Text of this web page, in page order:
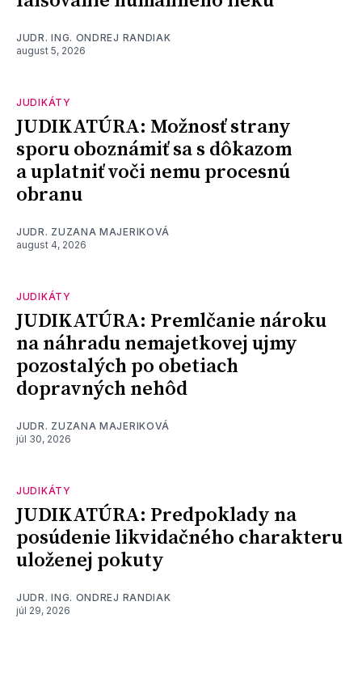
JUDR. ING. ONDREJ RANDIAK
august 5, 2026
JUDIKÁTY
JUDIKATÚRA: Možnosť strany
sporu oboznámiť sa s dôkazom
a uplatniť voči nemu procesnú
obranu
JUDR. ZUZANA MAJERIKOVÁ
august 4, 2026
JUDIKÁTY
JUDIKATÚRA: Premlčanie nároku
na náhradu nemajetkovej ujmy
pozostalých po obetiach
dopravných nehôd
JUDR. ZUZANA MAJERIKOVÁ
júl 30, 2026
JUDIKÁTY
JUDIKATÚRA: Predpoklady na
posúdenie likvidačného charakteru
uloženej pokuty
JUDR. ING. ONDREJ RANDIAK
júl 29, 2026